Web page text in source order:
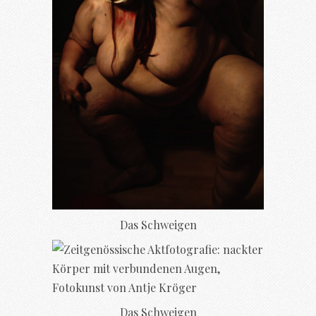
Das Schweigen
Das Schweigen